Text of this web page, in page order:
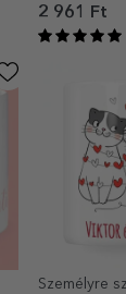
2 961 Ft
Személyre